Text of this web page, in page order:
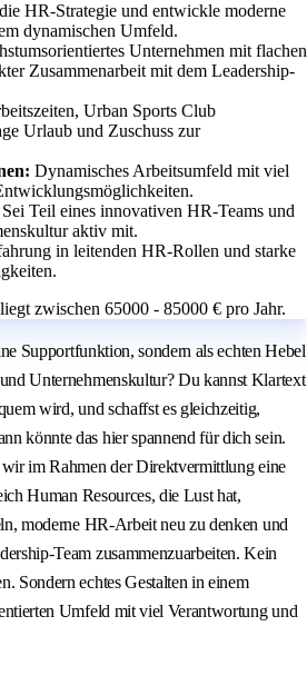
HR-Strategie und entwickle moderne
dynamischen Umfeld.
Unternehmen mit flachen
Zusammenarbeit mit dem Leadership-
Urban Sports Club
Urlaub und Zuschuss zur
Dynamisches Arbeitsumfeld mit viel
Sei Teil eines innovativen HR-Teams und
aktiv mit.
in leitenden HR-Rollen und starke
zwischen 65000 - 85000 € pro Jahr.
Supportfunktion, sondern als echten Hebel
Unternehmenskultur? Du kannst Klartext
wird, und schaffst es gleichzeitig,
könnte das hier spannend für dich sein.
im Rahmen der Direktvermittlung eine
Human Resources, die Lust hat,
moderne HR-Arbeit neu zu denken und
Team zusammenzuarbeiten. Kein
Sondern echtes Gestalten in einem
Umfeld mit viel Verantwortung und